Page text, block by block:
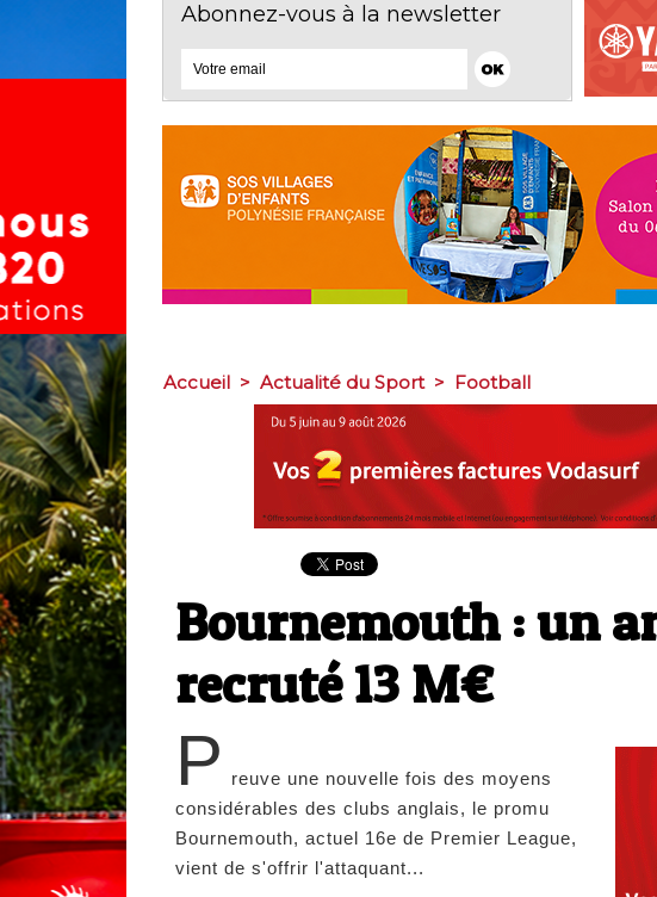
Abonnez-vous à la newsletter
Accueil > Actualité du Sport > Football
Bournemouth : un
recruté 13 M€
P
reuve une nouvelle fois des moyens
considérables des clubs anglais, le promu
Bournemouth, actuel 16e de Premier League,
vient de s'offrir l'attaquant...